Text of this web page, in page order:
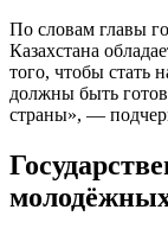
По словам главы
Казахстана
того, чтобы стать
должны быть
страны», —